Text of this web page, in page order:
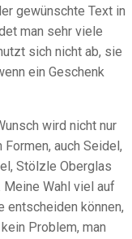
gewünschte Text in
man sehr viele
sich nicht ab, sie
ein Geschenk
wird nicht nur
auch Seidel,
Stölzle Oberglas
Wahl viel auf
entscheiden können,
Problem, man